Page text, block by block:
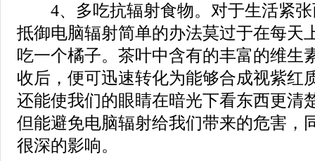
4、多吃抗辐射食物。对于生活紧张
抵御电脑辐射简单的办法莫过于在每天
吃一个橘子。茶叶中含有的丰富的维生
收后，便可迅速转化为能够合成视紫红
还能使我们的眼睛在暗光下看东西更清
但能避免电脑辐射给我们带来的危害，
很深的影响。